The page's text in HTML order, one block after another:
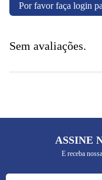
Por favor faça login
Sem avaliações.
ASSINE
E receba